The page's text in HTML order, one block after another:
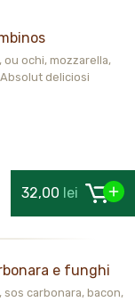
ou ochi, mozzarella,
deliciosi
32,00 lei
e funghi
sos carbonara, bacon,